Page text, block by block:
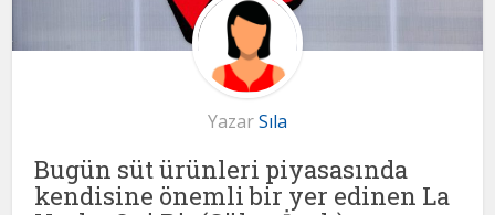
YazarSıla
Bugün süt ürünleri piyasasında
kendisine önemli bir yer edinen La